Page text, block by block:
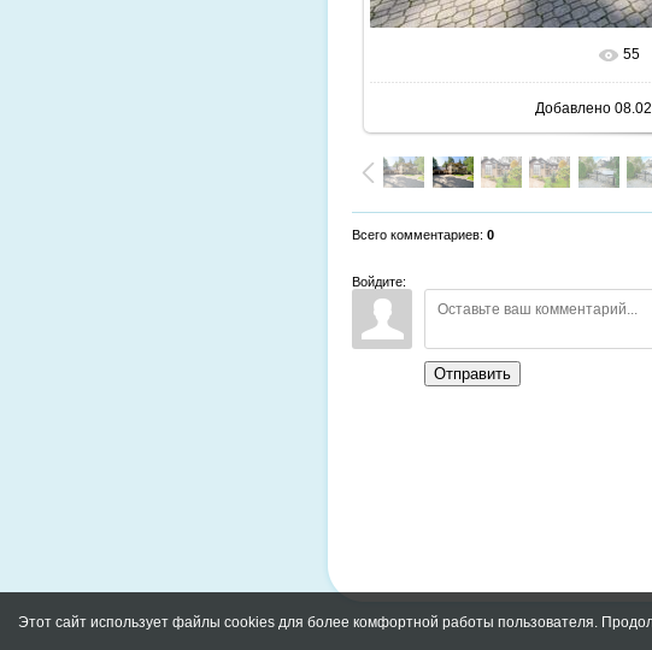
В реальном55
Добавлено
Всего комментариев: 0
Войдите:
Отправить
Этот сайт использует файлы cookies для более комфортной работы пользователя.